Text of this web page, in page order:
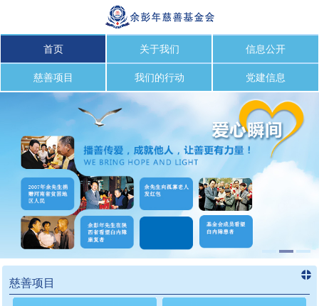
首页 关于我们 信息公开
慈善项目 我们的行动 党建信息
慈善项目
进入慈